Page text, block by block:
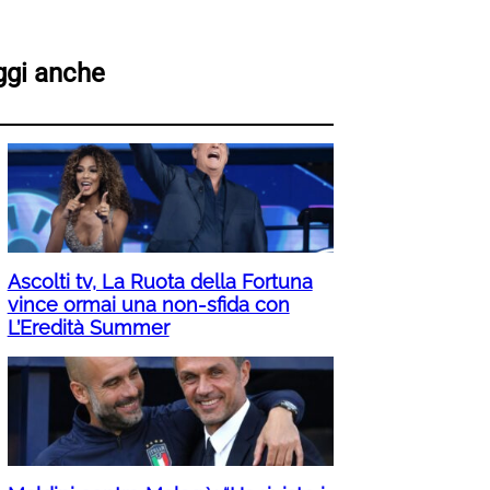
anche
Ascolti tv, La Ruota della Fortuna
vince ormai una non-sfida con
L’Eredità Summer